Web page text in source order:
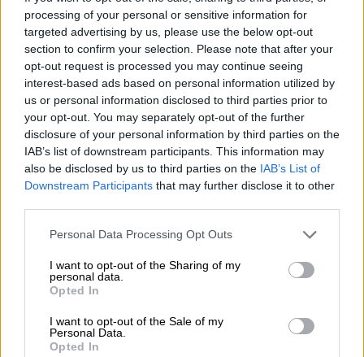
processing of your personal or sensitive information for
targeted advertising by us, please use the below opt-out
section to confirm your selection. Please note that after your
opt-out request is processed you may continue seeing
interest-based ads based on personal information utilized by
us or personal information disclosed to third parties prior to
your opt-out. You may separately opt-out of the further
disclosure of your personal information by third parties on the
IAB’s list of downstream participants. This information may
also be disclosed by us to third parties on the IAB’s List of
Downstream Participants that may further disclose it to other
Please note that this website/app uses one or more Google
not limited to your visit or usage behaviour. You may click to
grant or deny consent to Google and its third-party tags to
use your data for below specified purposes in below Google
consent section.
Personal Data Processing Opt Outs
I want to opt-out of the Sharing of my
personal data.
Opted In
I want to opt-out of the Sale of my
Personal Data.
Opted In
Λίβανοπροετοιμάζονται για μια πιθανή
εισροή τραυματιών. Η διοίκηση του
εσωτερικού μετώπου του Ισραήλ έστειλε
αυτή την εβδομάδα τάγματα έρευνας και
διάσωσης σε μεγάλες πόλεις- οι μεγάλες
υπαίθριες συγκεντρώσεις στο βόρειο Ισραήλ
έχουν απαγορευτεί.
Αλλά το Ισραήλ δεν έχει ακόμη θέσει
αυστηρούς περιορισμούς στην πολιτική
δραστηριότητα ούτε έχει αλλάξει τις
προφανώς δεν θέλει να δώσει πολύ έγκαιρη
προειδοποίηση σε περίπτωση που επιτρέψει
στο Ιράν ή τη Χεζμπολάχ να προσαρμόσουν
τα σχέδιά τους.